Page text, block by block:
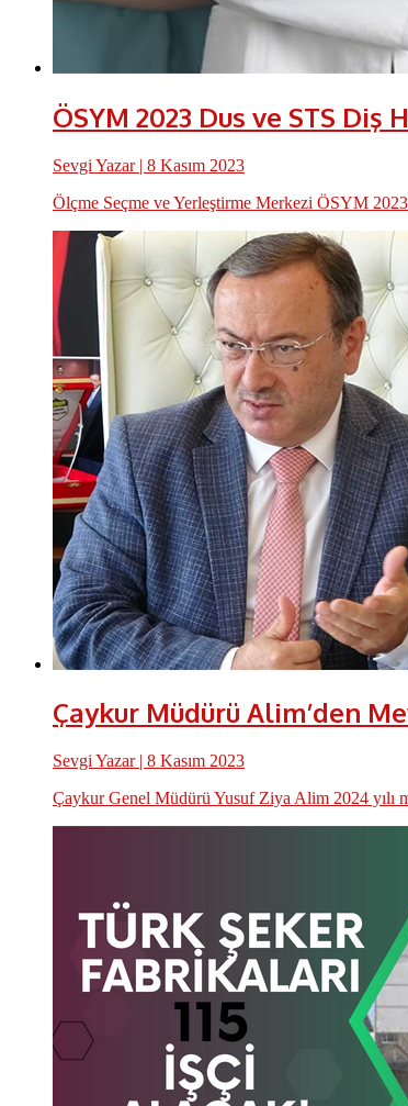
ÖSYM 2023 Dus ve STS Diş
Sevgi Yazar| 8 Kasım 2023
Ölçme Seçme ve Yerleştirme Merkezi ÖSYM
Çaykur Müdürü Alim’den
Sevgi Yazar| 8 Kasım 2023
Çaykur Genel Müdürü Yusuf Ziya Alim 2024 yılı